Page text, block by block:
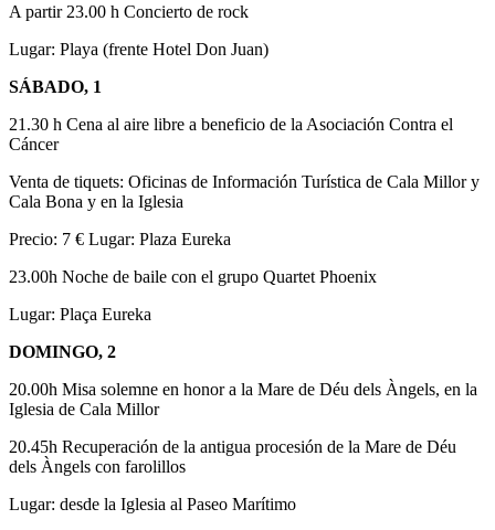
A partir 23.00 h Concierto de rock
Lugar: Playa (frente Hotel Don Juan)
SÁBADO, 1
21.30 h Cena al aire libre a beneficio de la Asociación Contra el
Cáncer
Venta de tiquets: Oficinas de Información Turística de Cala Millor y
Cala Bona y en la Iglesia
Precio: 7 € Lugar: Plaza Eureka
23.00h Noche de baile con el grupo Quartet Phoenix
Lugar: Plaça Eureka
DOMINGO, 2
20.00h Misa solemne en honor a la Mare de Déu dels Àngels, en la
Iglesia de Cala Millor
20.45h Recuperación de la antigua procesión de la Mare de Déu
dels Àngels con farolillos
Lugar: desde la Iglesia al Paseo Marítimo